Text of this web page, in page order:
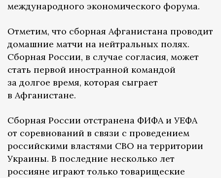
международного экономического форума.
Отметим, что сборная Афганистана проводит
домашние матчи на нейтральных полях.
Сборная России, в случае согласия, может
стать первой иностранной командой
за долгое время, которая сыграет
в Афганистане.
Сборная России отстранена ФИФА и УЕФА
от соревнований в связи с проведением
российскими властями СВО на территории
Украины. В последние несколько лет
россияне играют только товарищеские